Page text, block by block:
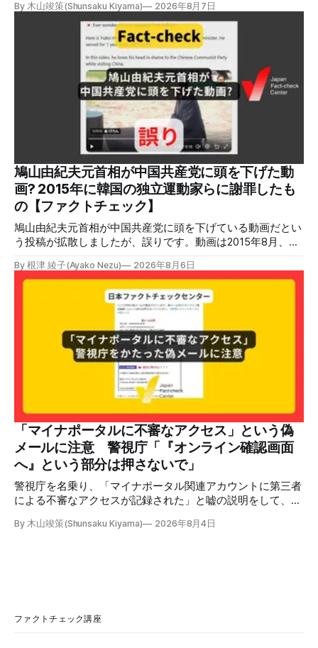
ジェネレーションやガス発電機は設置していないことを確認
している」と発表し、LPガスが原因だった可能性が高いと説
明しています。またイオンは5日、事故原因を調べる事故調
査委員会を設置すると発表しました。 検証対象 拡散した投
ガスを燃料としてガスエンジンやガスタービンで発電し、排
熱を冷暖房などに利用する「ガスコージェネレーション」が
原因だとする投稿が拡散した（例1、例2）。 検証する理由
ソーシャルリスニングツールMeltwaterで調べると、これら
の投稿の表示回数は少なくとも合計194万回を超えている。
爆発の原因をめぐって、さまざまな根拠不明の情報が飛び交
っているため検証する。 検証過程 イオンモール熊本の爆発
2026年7月28日午後16時27分ごろ、熊本県で震度7の地震が
発生した。午後6時ごろ、嘉島町のショッピングセンター
「イ
By 木山竣策(Shunsaku Kiyama) 2026年8月7日
鳩山由紀夫元首相が中国共産党に頭を下げた動
画? 2015年に韓国の独立運動家らに謝罪したも
の【ファクトチェック】
鳩山由紀夫元首相が中国共産党に頭を下げている動画だとい
う投稿が拡散しましたが、誤りです。動画は2015年8月、鳩
立運動家らに謝罪した映像です。中国共産党に対して頭を下
げている動画ではありません。 検証対象 拡散した言説 2026
年7月30日、「日本人がなぜ左翼を嫌うのか、考えたことは
ありますか？/ここに日本の左寄り首相だった鳩山由紀夫が
います。彼は2009年から2010年まで1年間務めました。/こ
のビデオでは、彼が中国を訪問中に中国共産党に対して恥じ
らいながら頭を下げています」という英文付きの動画がXで
ポストされ、表示は20万件を超える。 投稿には「私の日本
語力が衰えていたら申し訳ないですが、動画に『韓国』と書
いてあるように見えます」などの英語の指摘もあるが、「日
本が犯した残虐行為を謝罪するのは悪いことだと思わない」
「共産主義者に恥じて頭を下げるべき人はいない」など、拡
散した投稿を真に受けた反応も多いため検証する。 検証過
程 動
By 根津 綾子(Ayako Nezu) 2026年8月6日
「マイナポータルに不審なアクセス」という偽
メールに注意 警視庁「『オンライン確認画面
へ』という部分は押さないで」
警視庁を名乗り、「マイナポータル関連アカウントに第三者
による不審なアクセスが記録された」と嘘の説明をして、リ
で、メール内のリンクを押さないようにと注意を呼びかけて
文には「警視庁サイバーセキュリティ対策本部」「通知番
By 木山竣策(Shunsaku Kiyama) 2026年8月4日
ファクトチェック講座